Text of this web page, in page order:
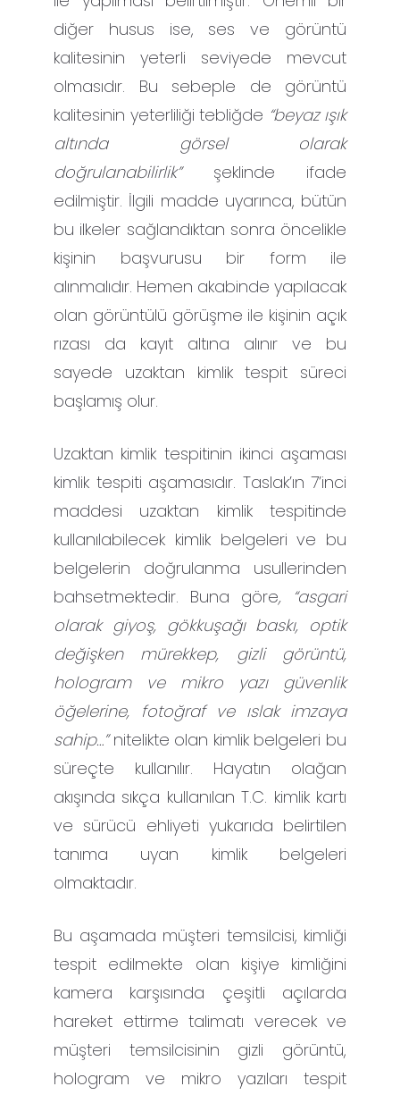
diğer husus ise, ses ve görüntü
kalitesinin yeterli seviyede mevcut
olmasıdır. Bu sebeple de görüntü
kalitesinin yeterliliği tebliğde “beyaz ışık
altında görsel olarak
doğrulanabilirlik”şeklinde ifade
edilmiştir. İlgili madde uyarınca, bütün
bu ilkeler sağlandıktan sonra öncelikle
kişinin başvurusu bir form ile
alınmalıdır. Hemen akabinde yapılacak
olan görüntülü görüşme ile kişinin açık
rızası da kayıt altına alınır ve bu
sayede uzaktan kimlik tespit süreci
başlamış olur.
Uzaktan kimlik tespitinin ikinci aşaması
kimlik tespiti aşamasıdır. Taslak’ın 7’inci
maddesi uzaktan kimlik tespitinde
kullanılabilecek kimlik belgeleri ve bu
belgelerin doğrulanma usullerinden
bahsetmektedir. Buna göre, “asgari
olarak giyoş, gökkuşağı baskı, optik
değişken mürekkep, gizli görüntü,
hologram ve mikro yazı güvenlik
öğelerine, fotoğraf ve ıslak imzaya
sahip…”nitelikte olan kimlik belgeleri bu
süreçte kullanılır. Hayatın olağan
akışında sıkça kullanılan T.C. kimlik kartı
ve sürücü ehliyeti yukarıda belirtilen
tanıma uyan kimlik belgeleri
olmaktadır.
Bu aşamada müşteri temsilcisi, kimliği
tespit edilmekte olan kişiye kimliğini
kamera karşısında çeşitli açılarda
hareket ettirme talimatı verecek ve
müşteri temsilcisinin gizli görüntü,
hologram ve mikro yazıları tespit